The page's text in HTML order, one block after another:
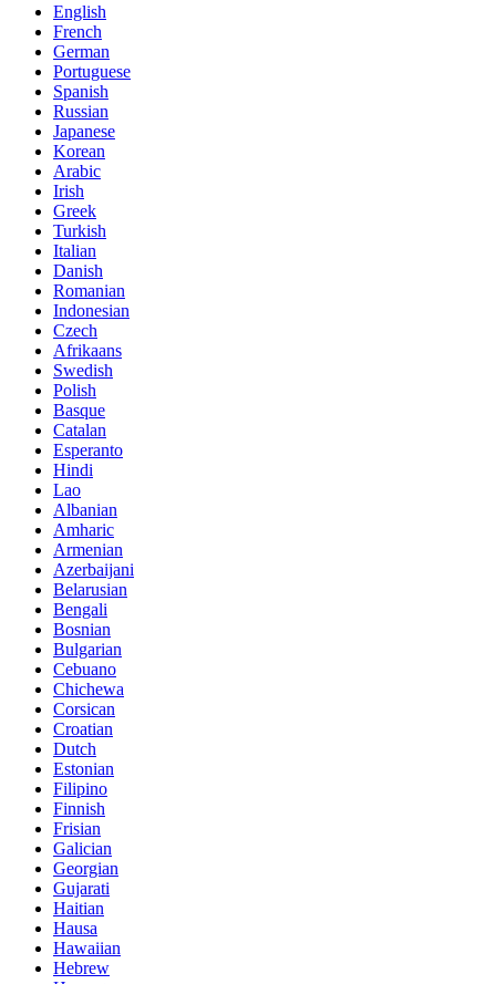
English
French
German
Portuguese
Spanish
Russian
Japanese
Korean
Arabic
Irish
Greek
Turkish
Italian
Danish
Romanian
Indonesian
Czech
Afrikaans
Swedish
Polish
Basque
Catalan
Esperanto
Hindi
Lao
Albanian
Amharic
Armenian
Azerbaijani
Belarusian
Bengali
Bosnian
Bulgarian
Cebuano
Chichewa
Corsican
Croatian
Dutch
Estonian
Filipino
Finnish
Frisian
Galician
Georgian
Gujarati
Haitian
Hausa
Hawaiian
Hebrew